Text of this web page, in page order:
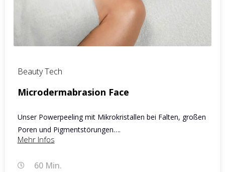
Beauty Tech
Microdermabrasion Face
Unser Powerpeeling mit Mikrokristallen bei Falten, großen
Poren und Pigmentstörungen….
Mehr Infos
60 Min.